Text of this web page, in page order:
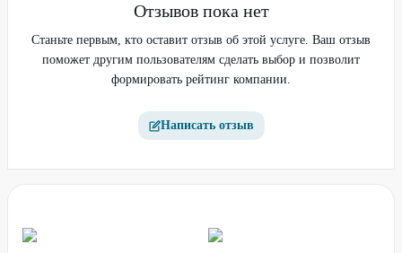
Отзывов пока нет
Станьте первым, кто оставит отзыв об этой услуге. Ваш отзыв
поможет другим пользователям сделать выбор и позволит
формировать рейтинг компании.
Написать отзыв